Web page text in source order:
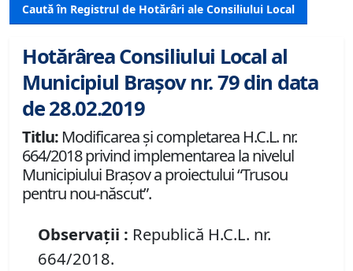
Caută în Registrul de Hotărâri ale Consiliului Local
Hotărârea Consiliului Local al
Municipiul Brașov nr. 79 din data
de 28.02.2019
Titlu: Modificarea şi completarea H.C.L. nr.
664/2018 privind implementarea la nivelul
Municipiului Braşov a proiectului “Trusou
pentru nou-născut”.
Observații : Republică H.C.L. nr.
664/2018.